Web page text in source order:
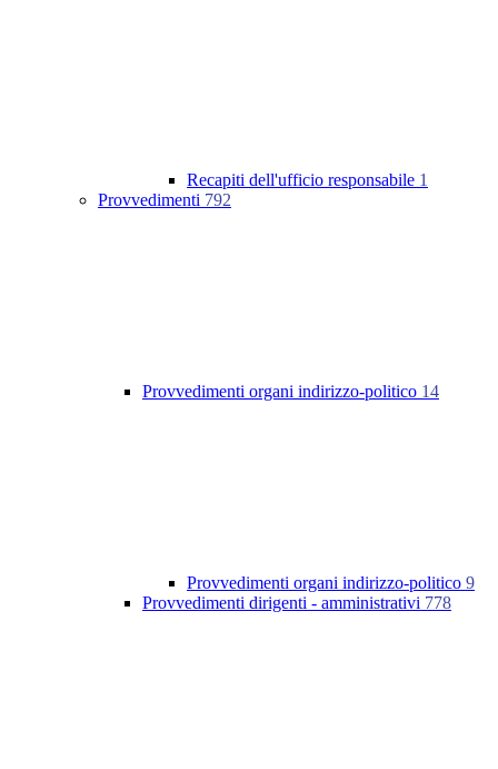
Recapiti dell'ufficio responsabile 1
Provvedimenti 792
Provvedimenti organi indirizzo-politico 14
Provvedimenti organi indirizzo-politico 9
Provvedimenti dirigenti - amministrativi 778